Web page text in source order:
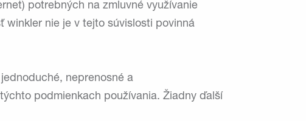
potrebných na zmluvné využívanie
winkler nie je v tejto súvislosti povinná
neprenosné a
podmienkach používania. Žiadny ďalší